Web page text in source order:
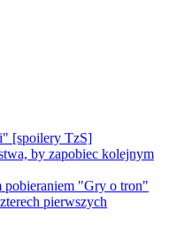
[spoilery TzS]
by zapobiec kolejnym
pobieraniem "Gry o tron"
pierwszych